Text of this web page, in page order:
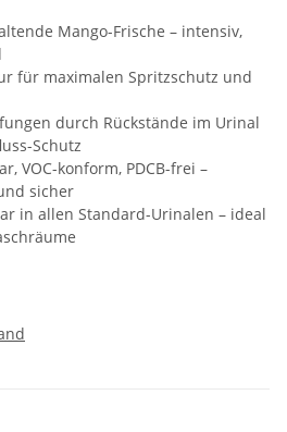
Mango-Frische – intensiv,
für maximalen Spritzschutz und
durch Rückstände im Urinal
Schutz
VOC-konform, PDCB-frei –
sicher
in allen Standard-Urinalen – ideal